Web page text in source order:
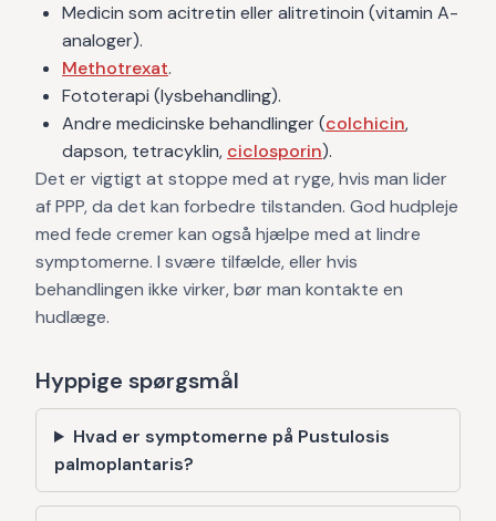
Medicin som acitretin eller alitretinoin (vitamin A-
analoger).
Methotrexat.
Fototerapi (lysbehandling).
Andre medicinske behandlinger (colchicin,
dapson, tetracyklin, ciclosporin).
Det er vigtigt at stoppe med at ryge, hvis man lider
af PPP, da det kan forbedre tilstanden. God hudpleje
med fede cremer kan også hjælpe med at lindre
symptomerne. I svære tilfælde, eller hvis
behandlingen ikke virker, bør man kontakte en
hudlæge.
Hyppige spørgsmål
Hvad er symptomerne på Pustulosis
palmoplantaris?